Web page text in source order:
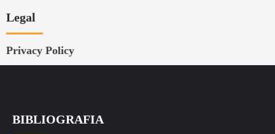
Legal
Privacy Policy
BIBLIOGRAFIA